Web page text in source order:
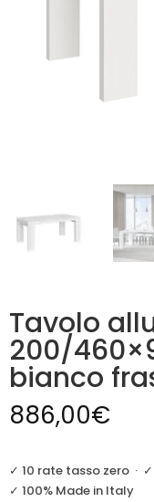
Tavolo
200/
bianco
886,00€
✓ 10 rate tasso zero ·
✓ 100% Made in Italy